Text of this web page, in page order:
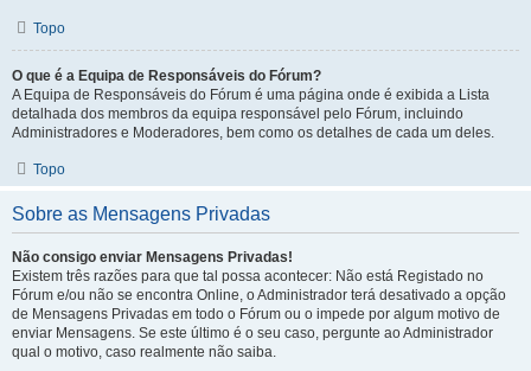
Topo
O que é a Equipa de Responsáveis do Fórum?
A Equipa de Responsáveis do Fórum é uma página onde é exibida a Lista
detalhada dos membros da equipa responsável pelo Fórum, incluindo
Administradores e Moderadores, bem como os detalhes de cada um deles.
Topo
Sobre as Mensagens Privadas
Não consigo enviar Mensagens Privadas!
Existem três razões para que tal possa acontecer: Não está Registado no
Fórum e/ou não se encontra Online, o Administrador terá desativado a opção
de Mensagens Privadas em todo o Fórum ou o impede por algum motivo de
enviar Mensagens. Se este último é o seu caso, pergunte ao Administrador
qual o motivo, caso realmente não saiba.